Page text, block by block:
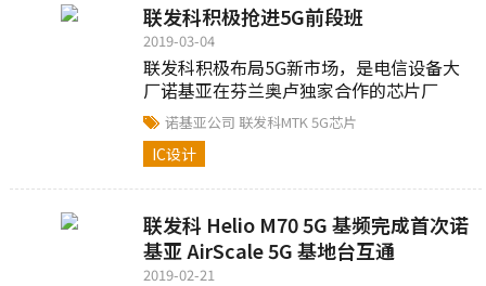
联发科积极抢进5G前段班
2019-03-04
联发科积极布局5G新市场，是电信设备大
厂诺基亚在芬兰奥卢独家合作的芯片厂
商，目前双方并已完成首轮5G互通测试。
以目前5G主要芯片厂商包括高通、英特
尔、三星、海思（华为）的发展时程表来
诺基亚公司 联发科MTK5G芯片
IC设计
联发科 Helio M70 5G 基频完成首次诺
基亚 AirScale 5G 基地台互通
2019-02-21